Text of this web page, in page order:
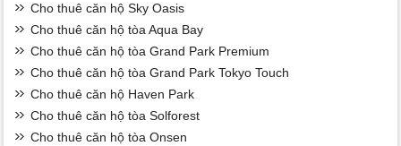
Cho thuê căn hộ Sky Oasis
Cho thuê căn hộ tòa Aqua Bay
Cho thuê căn hộ tòa Grand Park Premium
Cho thuê căn hộ tòa Grand Park Tokyo Touch
Cho thuê căn hộ Haven Park
Cho thuê căn hộ tòa Solforest
Cho thuê căn hộ tòa Onsen